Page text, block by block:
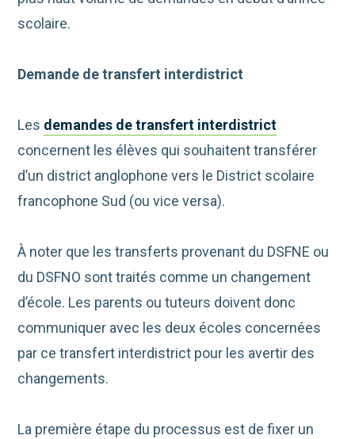
scolaire.
Demande de transfert interdistrict
Les demandes de transfert interdistrict
concernent les élèves qui souhaitent transférer
d’un district anglophone vers le District scolaire
francophone Sud (ou vice versa).
À noter que les transferts provenant du DSFNE ou
du DSFNO sont traités comme un changement
d’école. Les parents ou tuteurs doivent donc
communiquer avec les deux écoles concernées
par ce transfert interdistrict pour les avertir des
changements.
La première étape du processus est de fixer un